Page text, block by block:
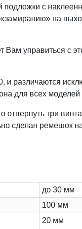
с
на
управиться с
и различаются
для всех
три
сделан ремешок
до 30 мм
100 мм
20 мм